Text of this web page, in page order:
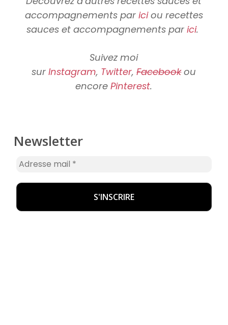
accompagnements par iciou recettes
sauces et accompagnements parici.
Suivez moi
surInstagram, Twitter,Facebookou
encorePinterest.
Newsletter